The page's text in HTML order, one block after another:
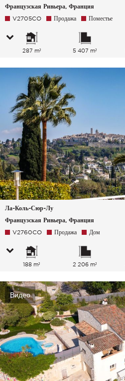
Французская Ривьера, Франция
V2705CO
Продажа Поместье
287 m² 5 407 m²
Ла-Коль-Сюр-Лу
Французская Ривьера, Франция
V2760CO Продажа Дом
188 m² 2 206 m²
Видео